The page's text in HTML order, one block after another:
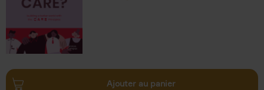
Ajouter au panier